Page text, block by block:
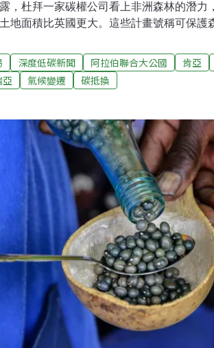
，杜拜一家碳權公司看上非洲森林的潛力
地面積比英國更大。這些計畫號稱可保護
疑慮高漲總公司位在杜拜的「藍碳」（
短短不到兩年的時間已與非洲、加勒比海
保護協議。保護原本會被砍伐的森林可減
用來抵銷自身的碳排，達成淨零碳排的目
的碳權協議涵蓋大片的非洲土地。到2023
、賴比瑞亞的10%、尚比亞的10%及坦尚
，而且仍持續加大投資力度。去（2023年）
深度低碳新聞 阿拉伯聯合大公國 肯亞
氣候變遷 碳抵換